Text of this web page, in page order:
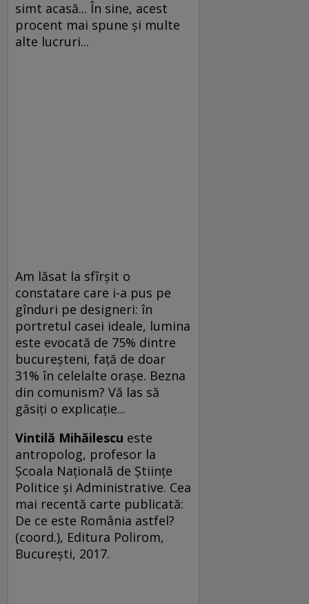
simt acasă... În sine, acest
procent mai spune și multe
alte lucruri...
Am lăsat la sfîrșit o
constatare care i-a pus pe
gînduri pe designeri: în
portretul casei ideale, lumina
este evocată de 75% dintre
bucureșteni, față de doar
31% în celelalte orașe. Bezna
din comunism? Vă las să
găsiți o explicație...
Vintilă Mihăilescu este
antropolog, profesor la
Școala Națională de Științe
Politice și Administrative. Cea
mai recentă carte publicată:
De ce este România astfel?
(coord.), Editura Polirom,
București, 2017.